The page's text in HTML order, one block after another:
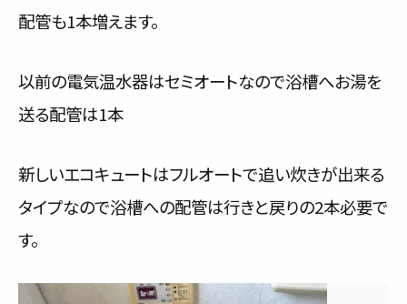
配管も1本増えます。
以前の電気温水器はセミオートなので浴槽へお湯を
送る配管は1本
新しいエコキュートはフルオートで追い炊きが出来る
タイプなので浴槽への配管は行きと戻りの2本必要で
す。